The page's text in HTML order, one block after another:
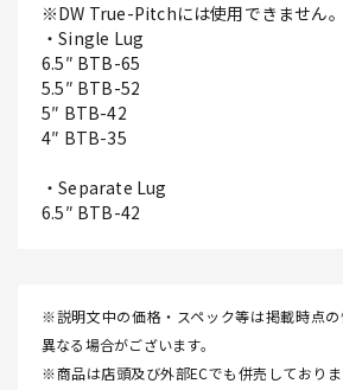
※DW True-Pitchには使用できません。
・Single Lug
6.5″ BTB-65
5.5″ BTB-52
5″ BTB-42
4″ BTB-35
・Separate Lug
6.5″ BTB-42
※説明文中の価格・スペック等は掲載時点
異なる場合がございます。
※商品は店頭及び外部ECでも併売しており